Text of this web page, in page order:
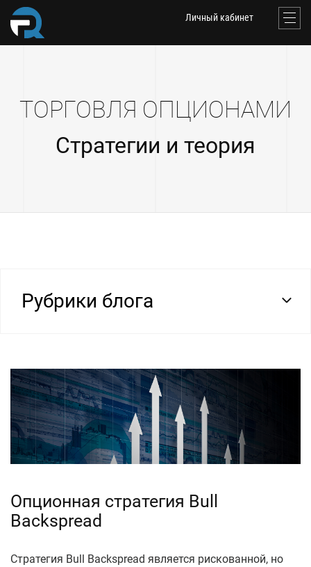
Личный кабинет
ТОРГОВЛЯ ОПЦИОНАМИ
Стратегии и теория
Рубрики блога
Опционная стратегия Bull
Backspread
Стратегия Bull Backspread является рискованной, но